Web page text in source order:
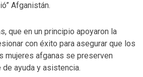
Afganistán.
que en un principio apoyaron la
con éxito para asegurar que los
mujeres afganas se preserven
ayuda y asistencia.